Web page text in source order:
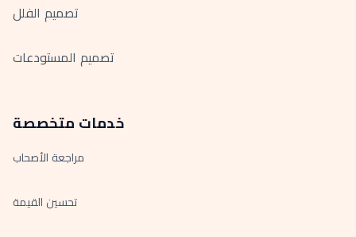
تصميم الفلل
تصميم المستودعات
خدمات متخصصة
مراجعة الأصحاب
تحسين القيمة